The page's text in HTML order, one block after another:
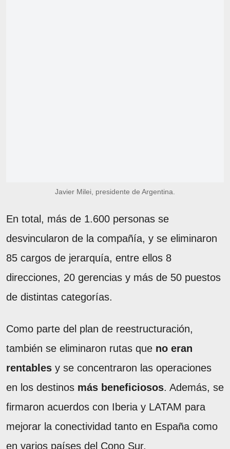
Javier Milei, presidente de Argentina.
En total, más de 1.600 personas se
desvincularon de la compañía, y se eliminaron
85 cargos de jerarquía, entre ellos 8
direcciones, 20 gerencias y más de 50 puestos
de distintas categorías.
Como parte del plan de reestructuración,
también se eliminaron rutas que no eran
rentables y se concentraron las operaciones
en los destinos más beneficiosos. Además, se
firmaron acuerdos con Iberia y LATAM para
mejorar la conectividad tanto en España como
en varios países del Cono Sur.